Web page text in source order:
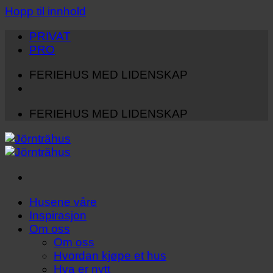
Hopp til innhold
PRIVAT
PRO
FERIEHUS MED LIDENSKAP
FERIEHUS MED LIDENSKAP
Husene våre
Inspirasjon
Om oss
Om oss
Hvordan kjøpe et hus
Hva er nytt